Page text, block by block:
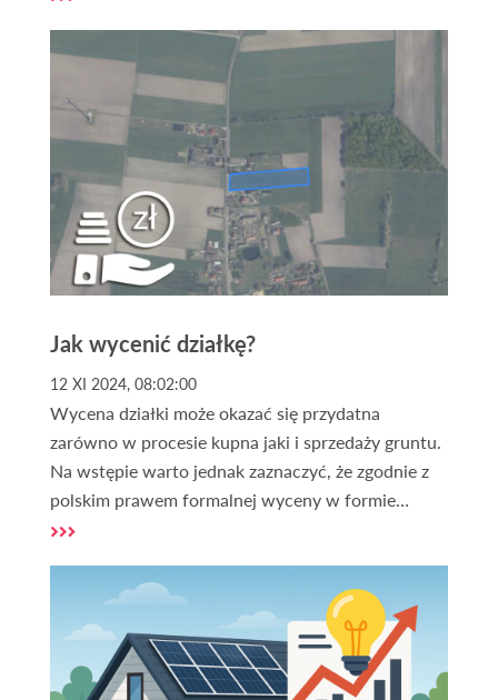
Jak wycenić działkę?
12 XI 2024, 08:02:00
Wycena działki może okazać się przydatna
zarówno w procesie kupna jaki i sprzedaży gruntu.
Na wstępie warto jednak zaznaczyć, że zgodnie z
polskim prawem formalnej wyceny w formie
operatu szacunkowego może dokonać wyłącznie
można jednak spróbować oszacować przybliżoną
wartość swojej działki przy pomocy dostępnych
powszechnie narzędzi i informacji.